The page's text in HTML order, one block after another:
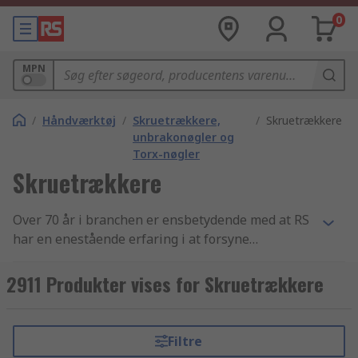
0
MPN
/ Håndværktøj / Skruetrækkere,
unbrakonøgler og
Torx-nøgler
/ Skruetrækkere
Skruetrækkere
Over 70 år i branchen er ensbetydende med at RS
har en enestående erfaring i at forsyne
artikler og elektronikkomponenter. Vi yder
support til teknikere i hele verden gennem
Skruetrækkere og skrueudtrækkere produkter til
kunder i over 160 lande verden over. Vores
2911 Produkter vises for Skruetrækkere
Filtre